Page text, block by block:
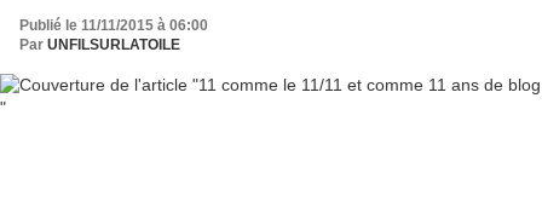
Publié le 11/11/2015 à 06:00
Par UNFILSURLATOILE